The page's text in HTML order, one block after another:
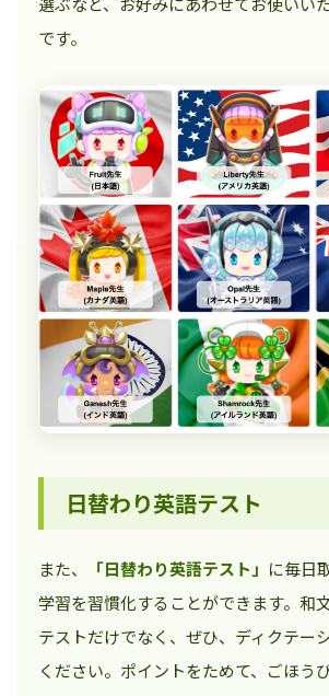
です。
日替わり英語テスト
また、 「日替わり英語テスト」 に毎日
学習を習慣化することができます。和
テストだけでなく、ぜひ、ディクテー
ください。ポイントをためて、ごほう